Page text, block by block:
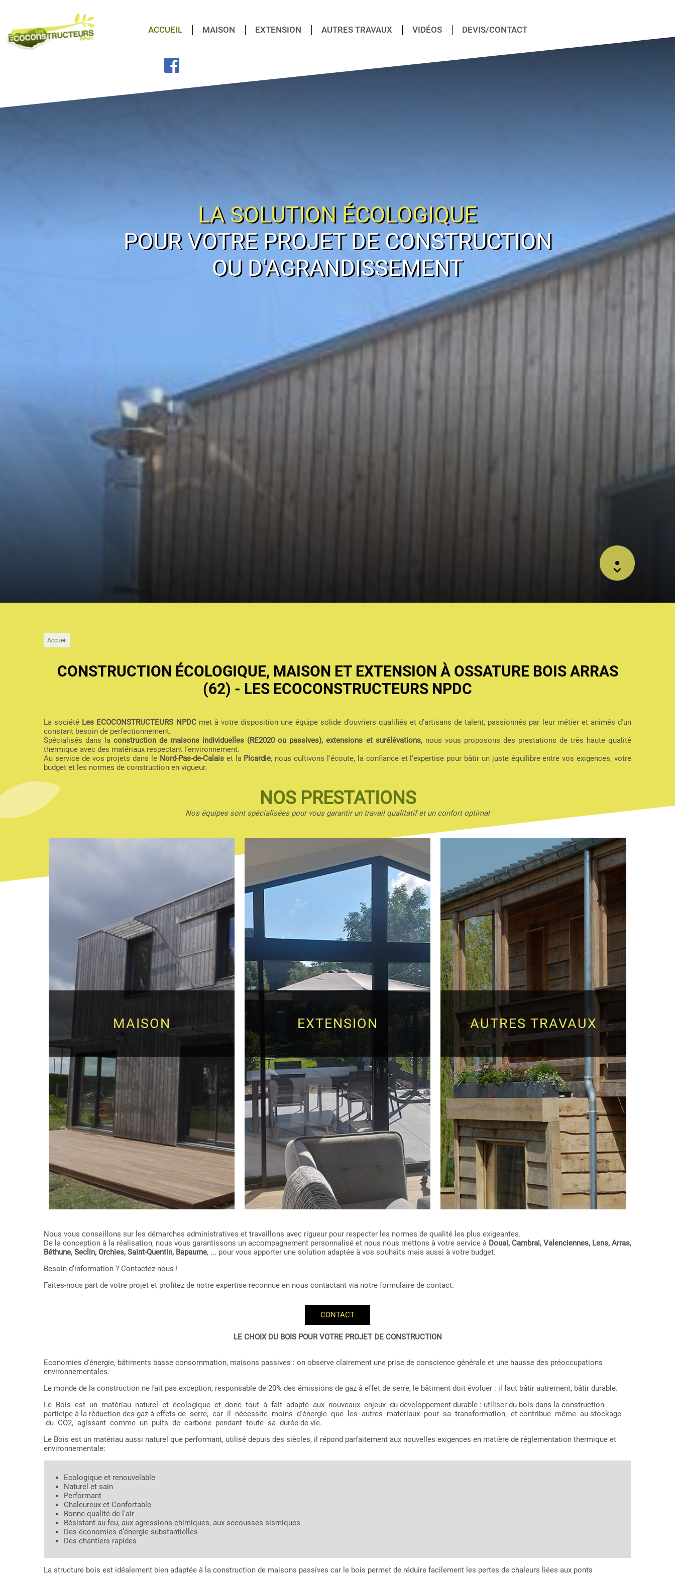
ACCUEIL MAISON EXTENSION AUTRES TRAVAUX VIDÉOS DEVIS/CONTACT
LA SOLUTION ÉCOLOGIQUE
POUR VOTRE PROJET DE CONSTRUCTION
OU D'AGRANDISSEMENT
Accueil
CONSTRUCTION ÉCOLOGIQUE, MAISON ET EXTENSION À OSSATURE BOIS ARRAS
(62) - LES ECOCONSTRUCTEURS NPDC
La société Les ECOCONSTRUCTEURS NPDCmet à votre disposition une équipe solide d’ouvriers qualifiés et d’artisans de talent, passionnés par leur métier et animés d'un
constant besoin de perfectionnement.
Spécialisés dans la construction de maisons individuelles (RE2020 ou passives), extensions et surélévations,nous vous proposons des prestations de très haute qualité
thermique avec des matériaux respectant l’environnement.
Au service de vos projets dans le Nord-Pas-de-Calaiset la Picardie, nous cultivons l'écoute, la confiance et l'expertise pour bâtir un juste équilibre entre vos exigences, votre
budget et les normes de construction en vigueur.
NOS PRESTATIONS
Nos équipes sont spécialisées pour vous garantir un travail qualitatif et un confort optimal
MAISON EXTENSION AUTRES TRAVAUX
Nous vous conseillons sur les démarches administratives et travaillons avec rigueur pour respecter les normes de qualité les plus exigeantes.
De la conception à la réalisation, nous vous garantissons un accompagnement personnalisé et nous nous mettons à votre service à Douai, Cambrai, Valenciennes, Lens, Arras,
Béthune, Seclin, Orchies, Saint-Quentin, Bapaume, ... pour vous apporter une solution adaptée à vos souhaits mais aussi à votre budget.
Besoin d’information ? Contactez-nous !
Faites-nous part de votre projet et profitez de notre expertise reconnue en nous contactant via notre formulaire de contact.
CONTACT
LE CHOIX DU BOIS POUR VOTRE PROJET DE CONSTRUCTION
Economies d'énergie, bâtiments basse consommation, maisons passives : on observe clairement une prise de conscience générale et une hausse des préoccupations
environnementales.
Le monde de la construction ne fait pas exception, responsable de 20% des émissions de gaz à effet de serre, le bâtiment doit évoluer : il faut bâtir autrement, bâtir durable.
Le Bois est un matériau naturel et écologique et donc tout à fait adapté aux nouveaux enjeux du développement durable : utiliser du bois dans la construction
participe à la réduction des gaz à effets de serre, car il nécessite moins d'énergie que les autres matériaux pour sa transformation, et contribue même au stockage
du CO2, agissant comme un puits de carbone pendant toute sa durée de vie.
Le Bois est un matériau aussi naturel que performant, utilisé depuis des siècles, il répond parfaitement aux nouvelles exigences en matière de réglementation thermique et
environnementale:
Ecologique et renouvelable
Naturel et sain
Performant
Chaleureux et Confortable
Bonne qualité de l'air
Résistant au feu, aux agressions chimiques, aux secousses sismiques
Des économies d’énergie substantielles
Des chantiers rapides
La structure bois est idéalement bien adaptée à la construction de maisons passives car le bois permet de réduire facilement les pertes de chaleurs liées aux ponts